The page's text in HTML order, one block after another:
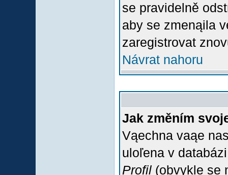
se pravidelně
aby se zmenąila
zaregistrovat
Návrat nahoru
Jak změním
Vąechna vaąe
uloľena v
Profil (obvykle se